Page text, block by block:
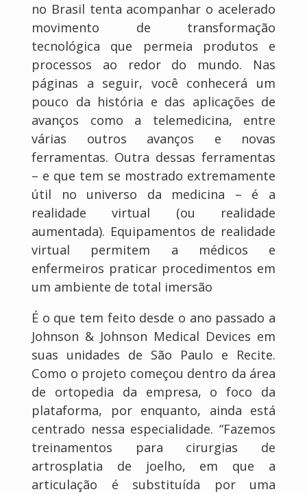
no Brasil tenta acompanhar o acelerado
movimento de transformação
tecnológica que permeia produtos e
processos ao redor do mundo. Nas
páginas a seguir, você conhecerá um
pouco da história e das aplicações de
avanços como a telemedicina, entre
várias outros avanços e novas
ferramentas. Outra dessas ferramentas
– e que tem se mostrado extremamente
útil no universo da medicina – é a
realidade virtual (ou realidade
aumentada). Equipamentos de realidade
virtual permitem a médicos e
enfermeiros praticar procedimentos em
um ambiente de total imersão
É o que tem feito desde o ano passado a
Johnson & Johnson Medical Devices em
suas unidades de São Paulo e Recite.
Como o projeto começou dentro da área
de ortopedia da empresa, o foco da
plataforma, por enquanto, ainda está
centrado nessa especialidade. “Fazemos
treinamentos para cirurgias de
artrosplatia de joelho, em que a
articulação é substituída por uma